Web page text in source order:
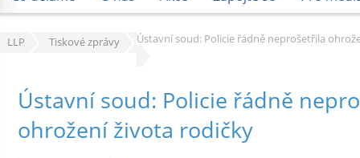
LLP Tiskové zprávy Ústavní soud: Policie řádně neprošetřila
Ústavní soud: Policie řádně
ohrožení života rodičky